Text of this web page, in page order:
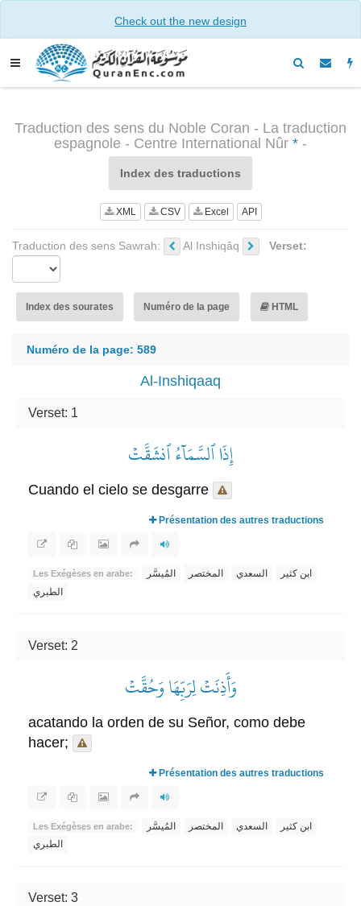
Check out the new design
Traduction des sens du Noble Coran - La traduction
espagnole - Centre International Nûr * -
Index des traductions
XML CSV Excel API
Traduction des sens Sawrah: Al Inshiqâq Verset:
Index des sourates Numéro de la page HTML
Numéro de la page: 589
Al-Inshiqaaq
Verset: 1
إِذَا ٱلسَّمَآءُ ٱنشَقَّتۡ
Cuando el cielo se desgarre
Présentation des autres traductions
Les Exégèses en arabe: المُيسَّر المختصر السعدي
ابن كثير
الطبري
Verset: 2
وَأَذِنَتۡ لِرَبِّهَا وَحُقَّتۡ
acatando la orden de su Señor, como debe
hacer;
Présentation des autres traductions
Les Exégèses en arabe: المُيسَّر المختصر السعدي
ابن كثير
الطبري
Verset: 3